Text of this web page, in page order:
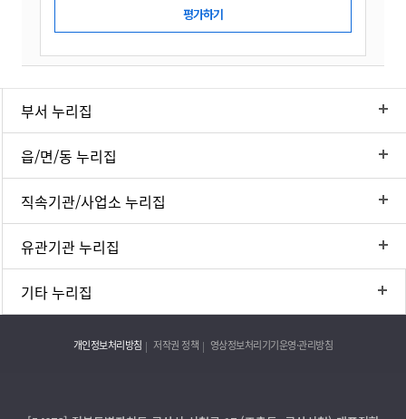
부서 누리집
읍/면/동 누리집
직속기관/사업소 누리집
유관기관 누리집
기타 누리집
개인정보처리방침 저작권 정책 영상정보처리기기운영·관리방침